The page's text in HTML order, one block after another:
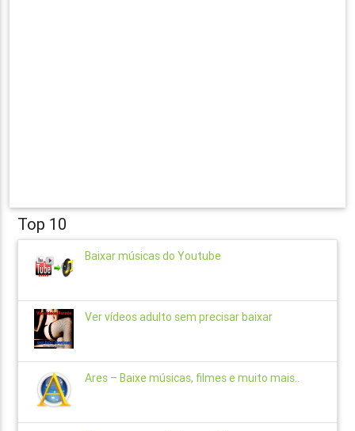
Top 10
Baixar músicas do Youtube
Ver vídeos adulto sem precisar baixar
Ares – Baixe músicas, filmes e muito mais..